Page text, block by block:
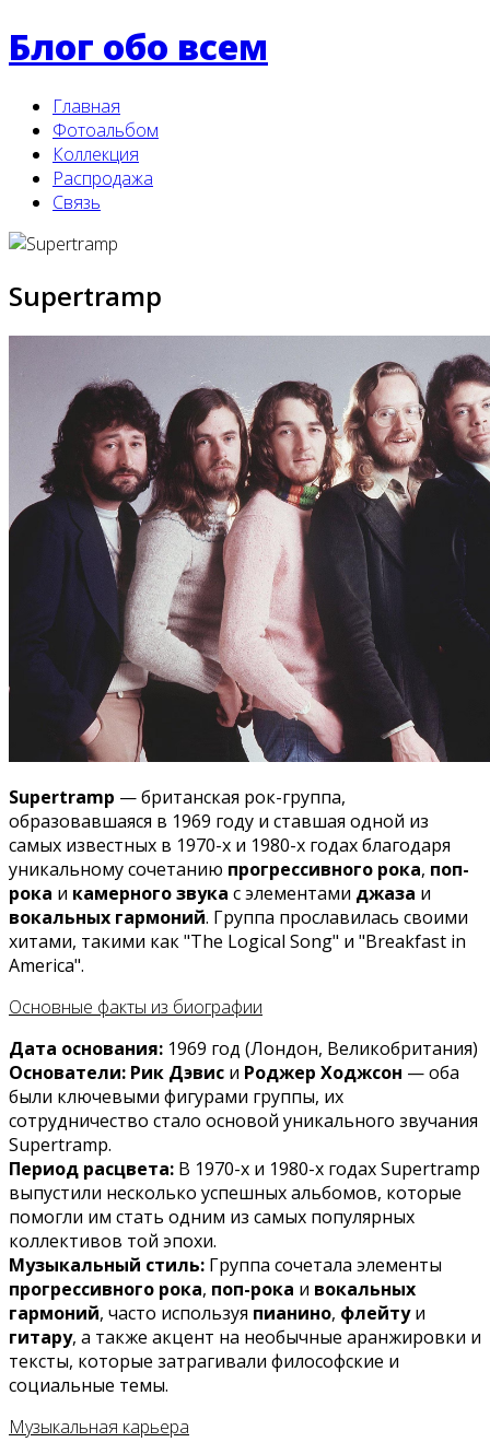
Блог обо всем
Главная
Фотоальбом
Коллекция
Распродажа
Связь
Supertramp
Supertramp — британская рок-группа,
образовавшаяся в 1969 году и ставшая одной из
самых известных в 1970-х и 1980-х годах благодаря
уникальному сочетанию прогрессивного рока, поп-
рока и камерного звука с элементами джаза и
вокальных гармоний. Группа прославилась своими
хитами, такими как "The Logical Song" и "Breakfast in
America".
Основные факты из биографии
Дата основания: 1969 год (Лондон, Великобритания)
Основатели: Рик Дэвис и Роджер Ходжсон — оба
были ключевыми фигурами группы, их
сотрудничество стало основой уникального звучания
Supertramp.
Период расцвета: В 1970-х и 1980-х годах Supertramp
выпустили несколько успешных альбомов, которые
помогли им стать одним из самых популярных
коллективов той эпохи.
Музыкальный стиль: Группа сочетала элементы
прогрессивного рока, поп-рока и вокальных
гармоний, часто используя пианино, флейтуи
гитару, а также акцент на необычные аранжировки и
тексты, которые затрагивали философские и
социальные темы.
Музыкальная карьера